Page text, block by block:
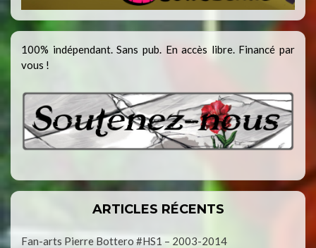
100% indépendant. Sans pub. En accès libre. Financé par
vous !
ARTICLES RÉCENTS
Fan-arts Pierre Bottero #HS1 – 2003-2014